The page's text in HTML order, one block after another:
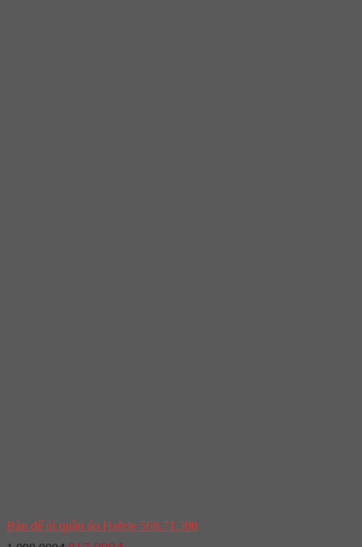
Bàn để ủi quần áo Hafele 568.71.300